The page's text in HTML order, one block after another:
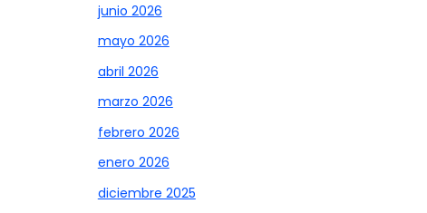
junio 2026
mayo 2026
abril 2026
marzo 2026
febrero 2026
enero 2026
diciembre 2025